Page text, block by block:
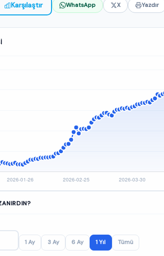
Karşılaştır WhatsApp X Yazdır
1 Ay 3 Ay 6 Ay 1 Yıl Tümü